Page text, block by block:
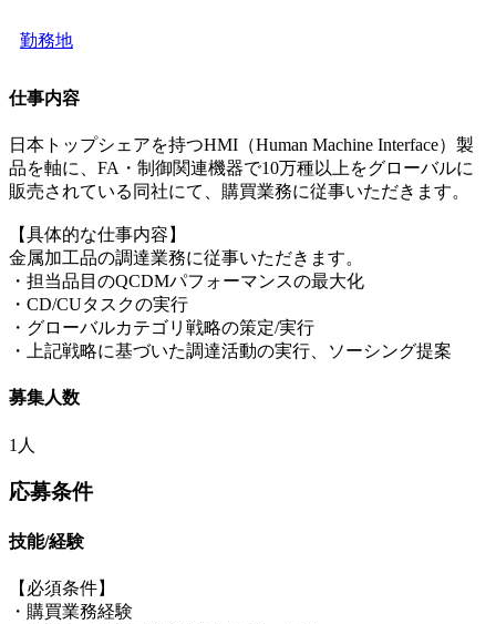
勤務地
仕事内容
日本トップシェアを持つHMI（Human Machine Interface）製
品を軸に、FA・制御関連機器で10万種以上をグローバルに
販売されている同社にて、購買業務に従事いただきます。
【具体的な仕事内容】
金属加工品の調達業務に従事いただきます。
・担当品目のQCDMパフォーマンスの最大化
・CD/CUタスクの実行
・グローバルカテゴリ戦略の策定/実行
・上記戦略に基づいた調達活動の実行、ソーシング提案
募集人数
1人
応募条件
技能/経験
【必須条件】
・購買業務経験